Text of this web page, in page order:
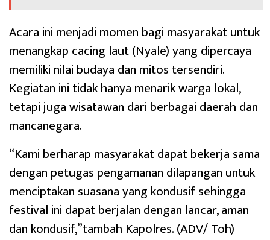
Acara ini menjadi momen bagi masyarakat untuk
menangkap cacing laut (Nyale) yang dipercaya
memiliki nilai budaya dan mitos tersendiri.
Kegiatan ini tidak hanya menarik warga lokal,
tetapi juga wisatawan dari berbagai daerah dan
mancanegara.
“Kami berharap masyarakat dapat bekerja sama
dengan petugas pengamanan dilapangan untuk
menciptakan suasana yang kondusif sehingga
festival ini dapat berjalan dengan lancar, aman
dan kondusif,”tambah Kapolres. (ADV/ Toh)